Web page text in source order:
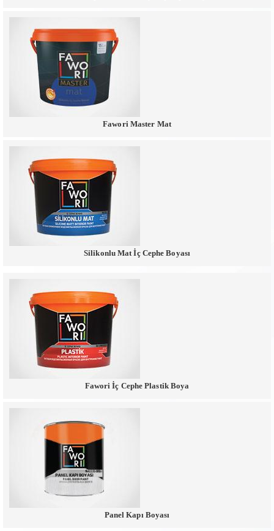
Fawori Master Mat
Silikonlu Mat İç Cephe Boyası
Fawori İç Cephe Plastik Boya
Panel Kapı Boyası